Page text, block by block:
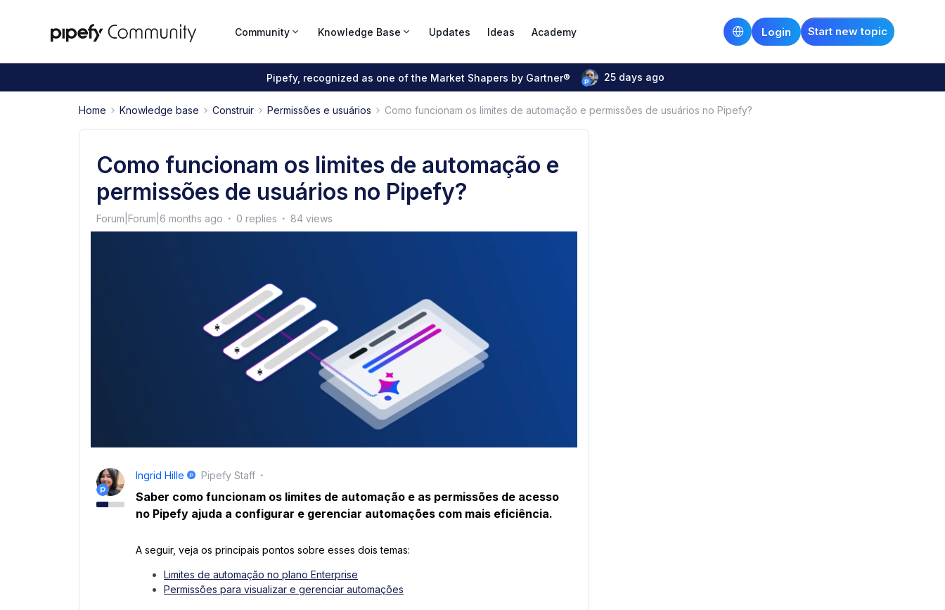
Community Knowledge Base Updates Ideas Academy Start new topic
Login
Pipefy, recognized as one of the Market Shapers by Gartner® 25 days ago
Home Knowledge base Construir Permissões e usuários Como funcionam os limites de automação e permissões de usuários no Pipefy?
Como funcionam os limites de automação e
permissões de usuários no Pipefy?
Forum|Forum|6 months ago 0 replies 84 views
Ingrid Hille Pipefy Staff
Saber como funcionam os limites de automação e as permissões de acesso
no Pipefy ajuda a configurar e gerenciar automações com mais eficiência.
A seguir, veja os principais pontos sobre esses dois temas:
Limites de automação no plano Enterprise
Permissões para visualizar e gerenciar automações